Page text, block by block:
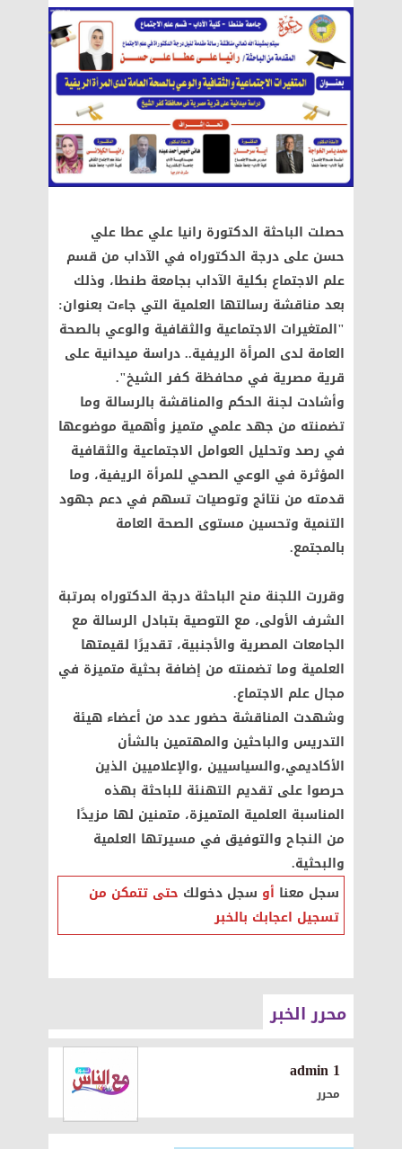
حصلت الباحثة الدكتورة رانيا علي عطا علي
حسن على درجة الدكتوراه في الآداب من قسم
علم الاجتماع بكلية الآداب بجامعة طنطا، وذلك
بعد مناقشة رسالتها العلمية التي جاءت بعنوان:
"المتغيرات الاجتماعية والثقافية والوعي بالصحة
العامة لدى المرأة الريفية.. دراسة ميدانية على
قرية مصرية في محافظة كفر الشيخ".
وأشادت لجنة الحكم والمناقشة بالرسالة وما
تضمنته من جهد علمي متميز وأهمية موضوعها
في رصد وتحليل العوامل الاجتماعية والثقافية
المؤثرة في الوعي الصحي للمرأة الريفية، وما
قدمته من نتائج وتوصيات تسهم في دعم جهود
التنمية وتحسين مستوى الصحة العامة
بالمجتمع.
وقررت اللجنة منح الباحثة درجة الدكتوراه بمرتبة
الشرف الأولى، مع التوصية بتبادل الرسالة مع
الجامعات المصرية والأجنبية، تقديرًا لقيمتها
العلمية وما تضمنته من إضافة بحثية متميزة في
مجال علم الاجتماع.
وشهدت المناقشة حضور عدد من أعضاء هيئة
التدريس والباحثين والمهتمين بالشأن
الأكاديمي،والسياسيين ،والإعلاميين الذين
حرصوا على تقديم التهنئة للباحثة بهذه
المناسبة العلمية المتميزة، متمنين لها مزيدًا
من النجاح والتوفيق في مسيرتها العلمية
والبحثية.
سجل معنا أو سجل دخولك حتى تتمكن من
تسجيل اعجابك بالخبر
محرر الخبر
1 admin
محرر